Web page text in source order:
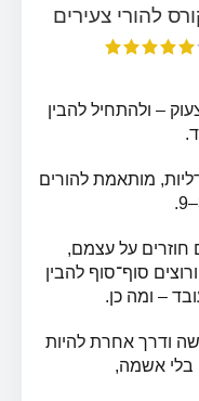
להורי צעירים
– ולהתחיל להבין
מותאמת להורים
חוזרים על עצמם,
סוף־סוף להבין
– ומה כן.
ודרך אחרת להיות
בלי אשמה,